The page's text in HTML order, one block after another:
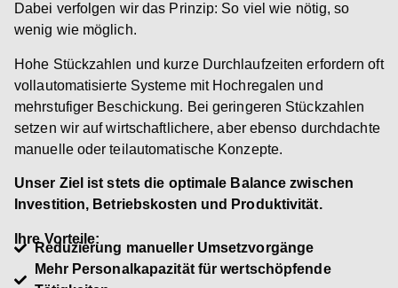
Dabei verfolgen wir das Prinzip: So viel wie nötig, so
wenig wie möglich.
Hohe Stückzahlen und kurze Durchlaufzeiten erfordern oft
vollautomatisierte Systeme mit Hochregalen und
mehrstufiger Beschickung. Bei geringeren Stückzahlen
setzen wir auf wirtschaftlichere, aber ebenso durchdachte
manuelle oder teilautomatische Konzepte.
Unser Ziel ist stets die optimale Balance zwischen
Investition, Betriebskosten und Produktivität.
Ihre Vorteile:
Reduzierung manueller Umsetzvorgänge
Mehr Personalkapazität für wertschöpfende